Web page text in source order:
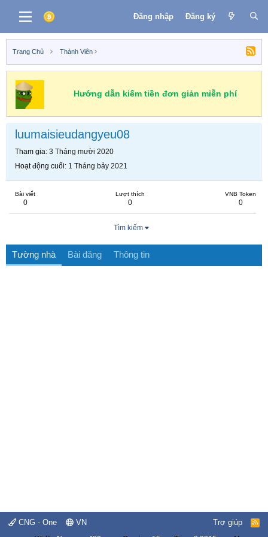
Đăng nhập Đăng ký
Trang Chủ Thành Viên
Hướng dẫn kiếm tiền đơn giản miễn phí
luumaisieudangyeu08
Tham gia 3 Tháng mười 2020
Hoạt động cuối 1 Tháng bảy 2021
Bài viết
0
Lượt thích
0
VNB Token
0
Tìm kiếm
Tường nhà Bài đăng Thông tin
CNG - One VN Trợ giúp
R